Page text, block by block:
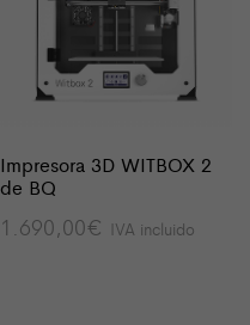
Impresora 3D WITBOX 2
de BQ
1.690,00€ IVA incluido